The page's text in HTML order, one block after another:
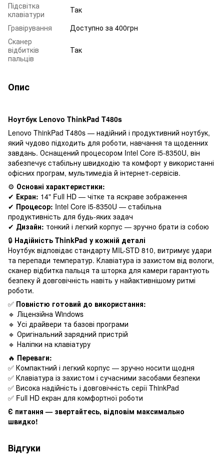
Підсвітка
клавіатури
Так
Гравірування
Доступно за 400грн
Сканер
відбитків
пальців
Так
Опис
Ноутбук Lenovo ThinkPad T480s
Lenovo ThinkPad T480s — надійний і продуктивний ноутбук,
який чудово підходить для роботи, навчання та щоденних
завдань. Оснащений процесором Intel Core i5-8350U, він
забезпечує стабільну швидкодію та комфорт у використанні
офісних програм, мультимедіа й інтернет-сервісів.
⚙️ Основні характеристики:
✔ Екран: 14" Full HD — чітке та яскраве зображення
✔ Процесор: Intel Core i5-8350U — стабільна
продуктивність для будь-яких задач
✔ Дизайн: тонкий і легкий корпус — зручно брати із собою
🔒 Надійність ThinkPad у кожній деталі
Ноутбук відповідає стандарту MIL-STD 810, витримує удари
та перепади температур. Клавіатура із захистом від вологи,
сканер відбитка пальця та шторка для камери гарантують
безпеку й довговічність навіть у найактивнішому ритмі
роботи.
✅ Повністю готовий до використання:
🔹 Ліцензійна Windows
🔹 Усі драйвери та базові програми
🔹 Оригінальний зарядний пристрій
🔹 Наліпки на клавіатуру
🔥 Переваги:
✅ Компактний і легкий корпус — зручно носити щодня
✅ Клавіатура із захистом і сучасними засобами безпеки
✅ Висока надійність і довговічність серії ThinkPad
✅ Full HD екран для комфортної роботи
Є питання — звертайтесь, відповім максимально
швидко!
Відгуки